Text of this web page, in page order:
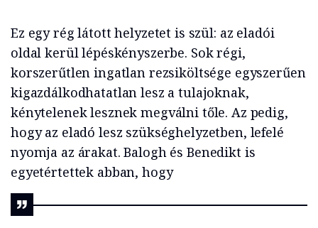
Ez egy rég látott helyzetet is szül: az eladói
oldal kerül lépéskényszerbe. Sok régi,
korszerűtlen ingatlan rezsiköltsége egyszerűen
kigazdálkodhatatlan lesz a tulajoknak,
kénytelenek lesznek megválni tőle. Az pedig,
hogy az eladó lesz szükséghelyzetben, lefelé
nyomja az árakat. Balogh és Benedikt is
egyetértettek abban, hogy